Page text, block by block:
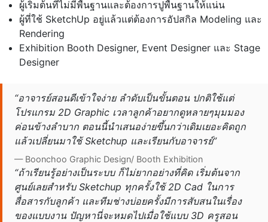
ผู้เริ่มต้นที่ไม่มีพื้นฐานและต้องการปูพื้นฐานให้แน่น
ผู้ที่ใช้ SketchUp อยู่แล้วแต่ต้องการอัปสกิล Modeling และ
Rendering
Exhibition Booth Designer, Event Designer และ Stage
Designer
“อาจารย์สอนดีเข้าใจง่าย ลำดับเป็นขั้นตอน ปกติใช้แต่
โปรแกรม 2D Graphic เวลาลูกค้าอยากดูหลายๆมุมมอง
ค่อนข้างลำบาก ตอนนี้นำเสนอง่ายขึ้นกว่าเดิมเยอะคิดถูก
แล้วเปลี่ยนมาใช้ Sketchup และเรียนกับอาจารย์”
— Boonchoo Graphic Design/ Booth Exhibition
“ถ้าเรียนรู้อย่างเป็นระบบ ก็ไม่ยากอย่างที่คิด เริ่มต้นจาก
ศูนย์เลยสำหรับ Sketchup ทุกครั้งใช้ 2D Cad ในการ
สื่อสารกับลูกค้า และทีมช่างบ่อยครั้งมีการสับสนในเรื่อง
ของแบบงาน ปัญหานี่จะหมดไปเมื่อใช้แบบ 3D ครูสอน